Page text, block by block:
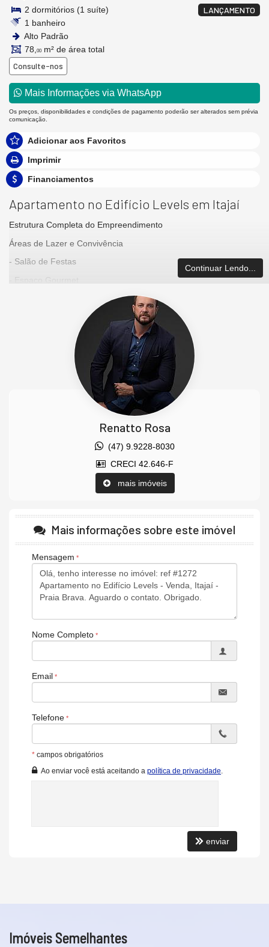
LANÇAMENTO
2 dormitórios (1 suíte)
1 banheiro
Alto Padrão
78, 00 m² de área total
Consulte-nos
Mais Informações via WhatsApp
Os preços, disponibilidades e condições de pagamento poderão ser alterados sem prévia
comunicação.
Adicionar aos Favoritos
Imprimir
Financiamentos
Apartamento no Edifício Levels em Itajaí
Estrutura Completa do Empreendimento
Áreas de Lazer e Convivência
- Salão de Festas
- Sala de Massagem
**Esporte e Bem-Estar**
**Comodidade e Funcionalidade**
- Sala de Reuniões
- Sala para Funcionários
- Lavabos
- Banheiro Social
Características do Imóvel
Cozinha
Piso Porcelanato
Acabamento em Gesso
Características do Empreendimento
Sala de Jogos
Salão de Festas
Piscina
Portaria 24h
Continuar Lendo...
Renatto Rosa
(47) 9.9228-8030
CRECI 42.646-F
mais imóveis
Mais informações sobre este imóvel
Mensagem
Nome Completo
Email
Telefone
* campos obrigatórios
Ao enviar você está aceitando a política de privacidade
enviar
Imóveis Semelhantes